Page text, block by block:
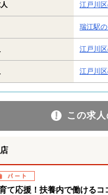
江戸川
瑞江駅
江戸川
江戸川
この求
トて応援！扶養内で働ける